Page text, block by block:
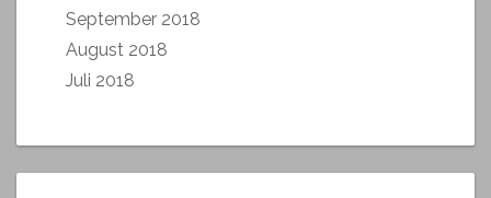
September 2018
August 2018
Juli 2018